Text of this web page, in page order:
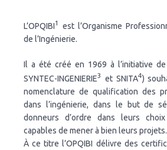
L’OPQIBI1
est l’Organisme
de l’Ingénierie.
Il a été créé en 1969 à l’initiative de
SYNTEC-INGENIERIE3 et SNITA4)
nomenclature de qualification des
dans l’ingénierie, dans le but de
donneurs d’ordre dans leurs
capables de mener à bien leurs projets.
À ce titre l’OPQIBI délivre des